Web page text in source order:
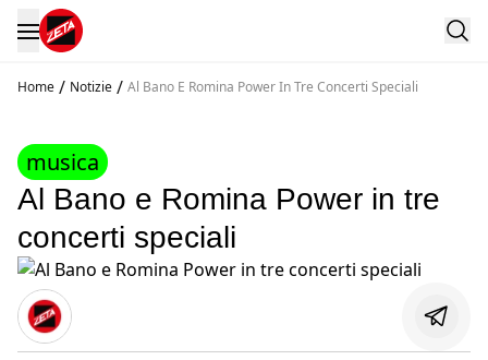
Home / Notizie / Al Bano E Romina Power In Tre Concerti Speciali
musica
Al Bano e Romina Power in tre
concerti speciali